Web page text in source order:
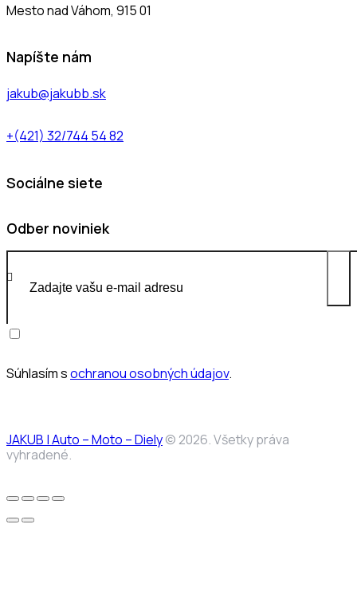
Mesto nad Váhom, 915 01
Napíšte nám
jakub@jakubb.sk
+(421) 32/744 54 82
Sociálne siete
1
Odber noviniek
Súhlasím sochranou osobných údajov.
JAKUB | Auto – Moto – Diely© 2026. Všetky práva
vyhradené.